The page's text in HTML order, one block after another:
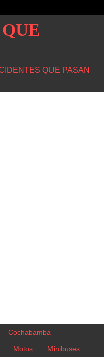
QUE PASAN
Cochabamba
Motos Minibuses